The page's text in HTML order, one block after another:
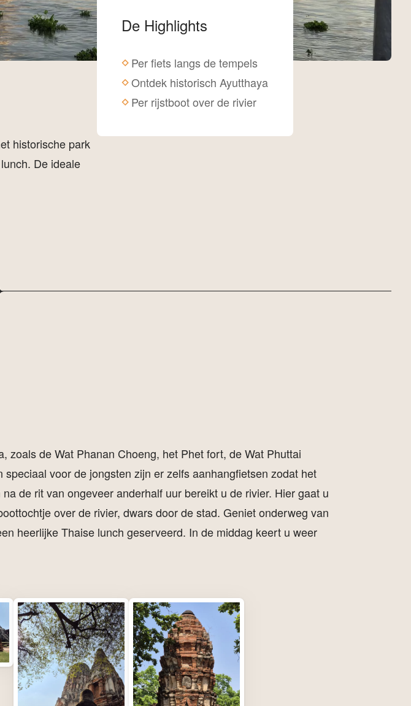
historische park
De ideale
De Highlights
Per fiets langs de tempels
Ontdek historisch Ayutthaya
Per rijstboot over de rivier
zoals de Wat Phanan Choeng, het Phet fort, de Wat Phuttai
voor de jongsten zijn er zelfs aanhangfietsen zodat het
de rit van ongeveer anderhalf uur bereikt u de rivier. Hier gaat u
over de rivier, dwars door de stad. Geniet onderweg van
heerlijke Thaise lunch geserveerd. In de middag keert u weer